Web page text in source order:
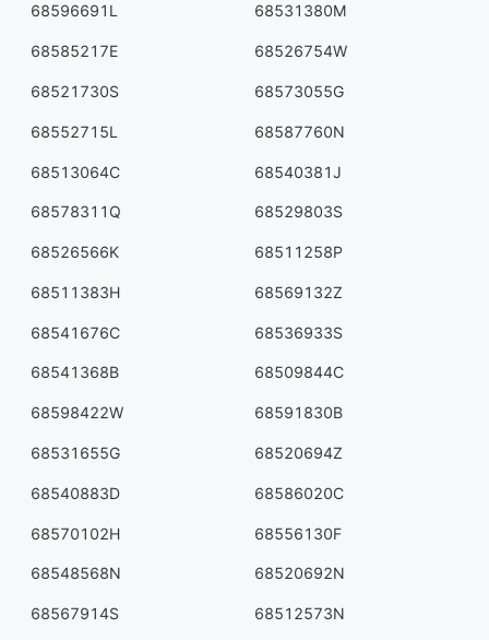
68596691L 68531380M
68585217E 68526754W
68521730S 68573055G
68552715L 68587760N
68513064C 68540381J
68578311Q 68529803S
68526566K 68511258P
68511383H 68569132Z
68541676C 68536933S
68541368B 68509844C
68598422W 68591830B
68531655G 68520694Z
68540883D 68586020C
68570102H 68556130F
68548568N 68520692N
68567914S 68512573N